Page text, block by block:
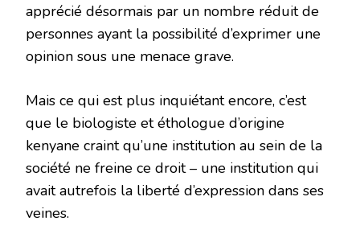
apprécié désormais par un nombre réduit de
personnes ayant la possibilité d’exprimer une
opinion sous une menace grave.
Mais ce qui est plus inquiétant encore, c’est
que le biologiste et éthologue d’origine
kenyane craint qu’une institution au sein de la
société ne freine ce droit – une institution qui
avait autrefois la liberté d’expression dans ses
veines.